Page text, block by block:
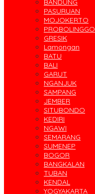
BANDUNG
PASURUAN
MOJOKERTO
PROBOLINGGO
GRESIK
Lamongan
BATU
BALI
GARUT
NGANJUK
SAMPANG
JEMBER
SITUBONDO
KEDIRI
NGAWI
SEMARANG
SUMENEP
BOGOR
BANGKALAN
TUBAN
KENDAL
YOGYAKARTA